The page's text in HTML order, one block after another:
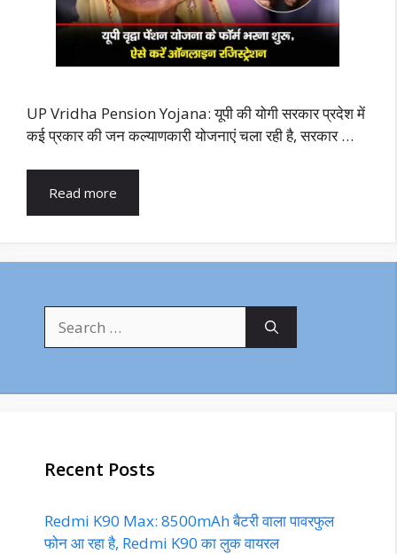
UP Vridha Pension Yojana: यूपी की योगी सरकार प्रदेश में
कई प्रकार की जन कल्याणकारी योजनाएं चला रही है, सरकार …
Read more
for:
Recent Posts
Redmi K90 Max: 8500mAh बैटरी वाला पावरफुल
फोन आ रहा है, Redmi K90 का लुक वायरल